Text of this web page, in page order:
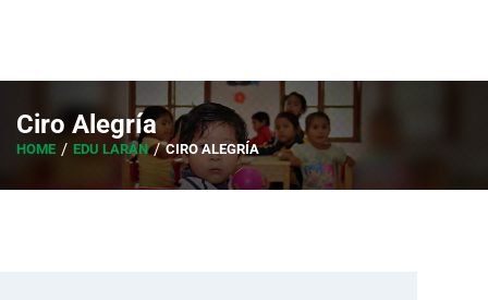
Ciro Alegría
HOME EDU LARÁN CIRO ALEGRÍA